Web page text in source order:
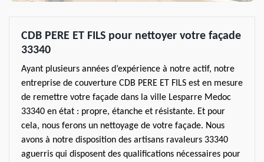
CDB PERE ET FILS pour nettoyer votre façade
33340
Ayant plusieurs années d’expérience à notre actif, notre
entreprise de couverture CDB PERE ET FILS est en mesure
de remettre votre façade dans la ville Lesparre Medoc
33340 en état : propre, étanche et résistante. Et pour
cela, nous ferons un nettoyage de votre façade. Nous
avons à notre disposition des artisans ravaleurs 33340
aguerris qui disposent des qualifications nécessaires pour